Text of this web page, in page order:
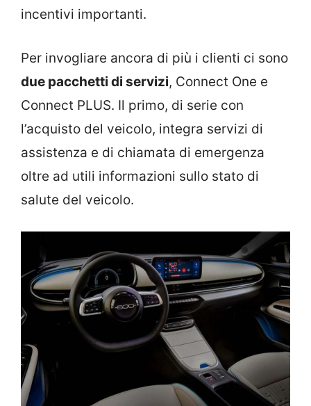
incentivi importanti.
Per invogliare ancora di più i clienti ci sono
due pacchetti di servizi, Connect One e
Connect PLUS. Il primo, di serie con
l’acquisto del veicolo, integra servizi di
assistenza e di chiamata di emergenza
oltre ad utili informazioni sullo stato di
salute del veicolo.